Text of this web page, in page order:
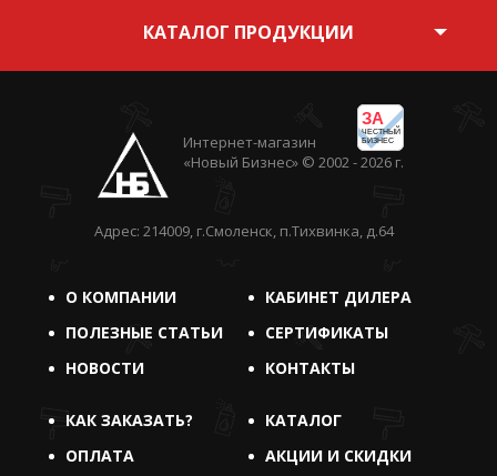
КАТАЛОГ ПРОДУКЦИИ
ЗА
ЧЕСТНЫЙ
БИЗНЕС
Интернет-магазин
«Новый Бизнес» © 2002 - 2026 г.
Адрес: 214009, г.Смоленск, п.Тихвинка, д.64
О КОМПАНИИ
КАБИНЕТ ДИЛЕРА
ПОЛЕЗНЫЕ СТАТЬИ
СЕРТИФИКАТЫ
НОВОСТИ
КОНТАКТЫ
КАК ЗАКАЗАТЬ?
КАТАЛОГ
ОПЛАТА
АКЦИИ И СКИДКИ